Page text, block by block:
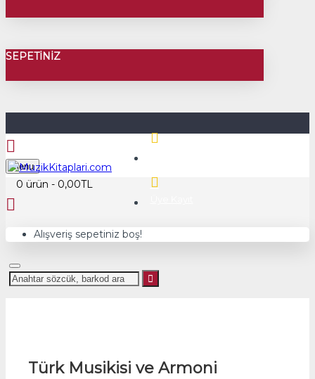
SEPETINIZ
Menu
0 ürün - 0,00TL
Alışveriş sepetiniz boş!
Türk Musikisi ve Armoni